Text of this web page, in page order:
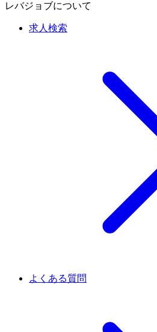
レバジョブについて
求人検索
よくある質問